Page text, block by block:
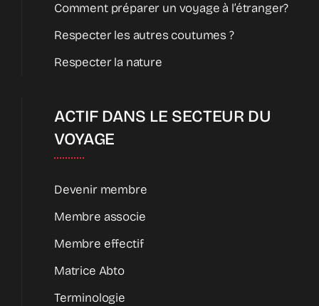
Comment préparer un voyage à l’étranger?
Respecter les autres coutumes ?
Respecter la nature
ACTIF DANS LE SECTEUR DU
VOYAGE
Devenir membre
Membre associe
Membre effectif
Matrice Abto
Terminologie